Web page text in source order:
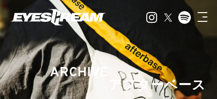
ARCHIVE
アフターベース